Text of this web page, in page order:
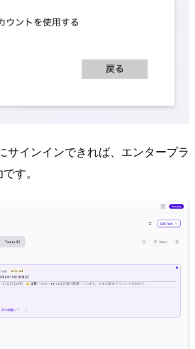
サインインできれば、エンタープラ
す。